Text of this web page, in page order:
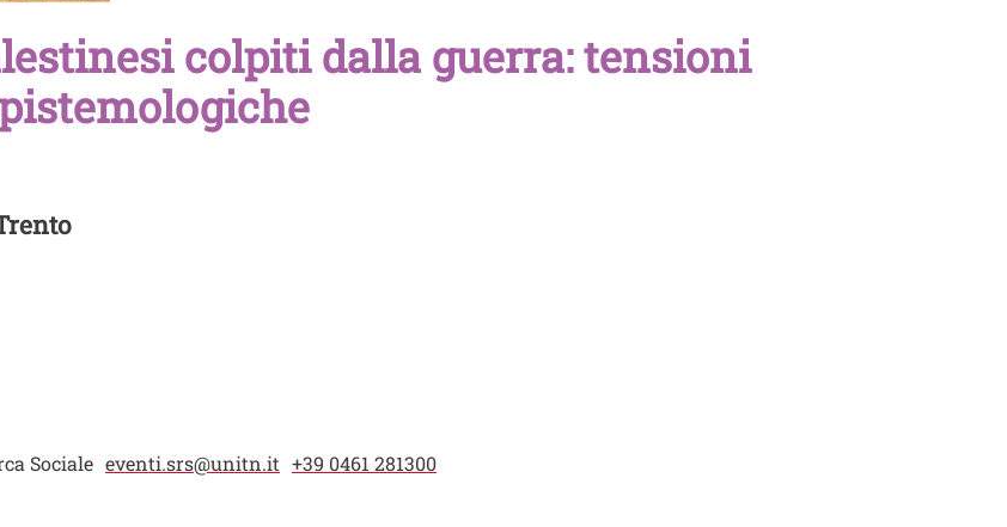
colpiti dalla guerra: tensioni
Sociale eventi.srs@unitn.it +39 0461 281300